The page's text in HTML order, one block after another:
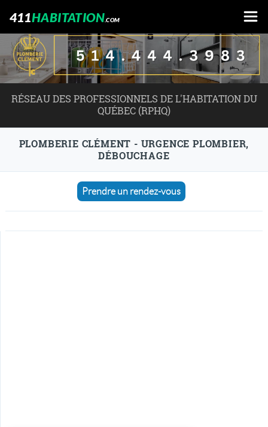
411HABITATION.COM
RÉSEAU DES PROFESSIONNELS DE L'HABITATION DU
QUÉBEC (RPHQ)
PLOMBERIE CLÉMENT - URGENCE PLOMBIER,
DÉBOUCHAGE
Prendre un rendez-vous